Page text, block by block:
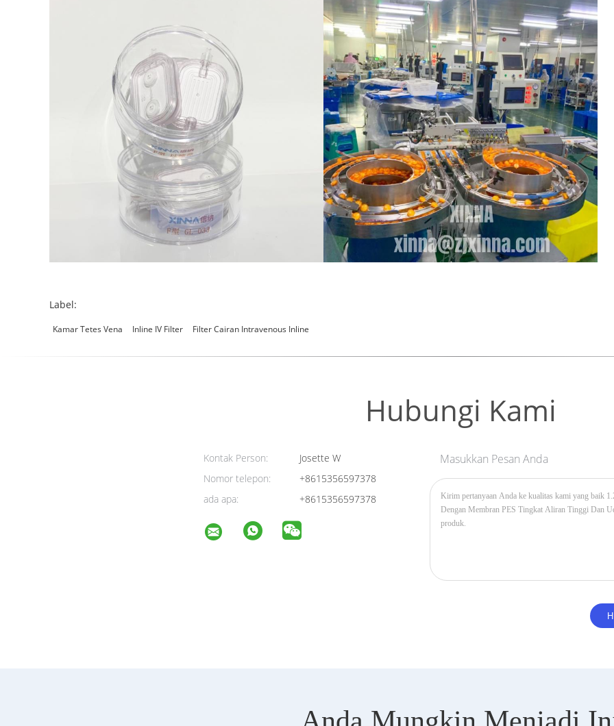
Label:
Kamar Tetes Vena Inline IV Filter Filter Cairan Intravenous Inline
Hubungi Kami
Kontak Person:
Josette W
Nomor telepon:
+8615356597378
ada apa:
+8615356597378
Masukkan Pesan Anda